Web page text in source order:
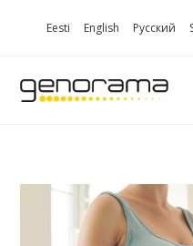
Eesti English Русский